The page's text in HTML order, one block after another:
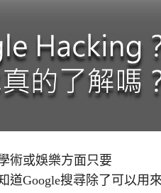
術或娛樂方面只要
道Google搜尋除了可以用來